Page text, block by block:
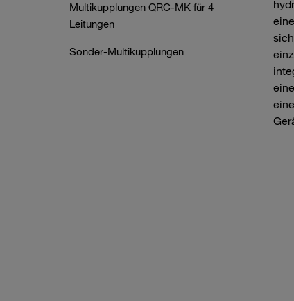
Multikupplungen QRC-MK für 4
Leitungen
Sonder-Multikupplungen